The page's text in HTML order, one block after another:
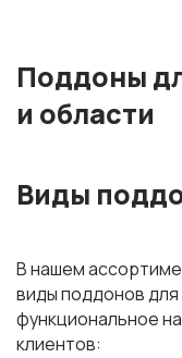
Поддоны
и области
Виды
В нашем
виды поддонов для
функциональное
клиентов: